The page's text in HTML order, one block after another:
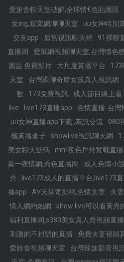
愛旅舍聊天室破解,全球情€色貼圖區
女ing,寂寞網聊聊天室
uu女神特別
交友app
后宮視訊聊天網
91裸聊
直播間
愛幫網視頻聊天室,台灣情色
圖區 免費影片
大尺度黃播平台
天室
台灣裸聊奇摩女孩真人視訊網
數
173免費視訊 成人節目線上看
live
live173直播app 色情直播-台灣
uu女神直播app下載 ,茶訊交流
080
機黃播盒子
showlive視訊聊天網
美女聊天號碼
mm夜色戶外實戰直
寞一夜情網,秀色直播間
成人色情小
秀
live173成人的直播平台,live173
播app
AV天堂電影網,色情文章 夫
情人網約炮網
show live可以看黃秀
福利直播間,s383美女真人秀視頻直播
刺激的不封號的直播
免費夫妻視頻
愛旅舍視頻聊天室
台灣辣妹影音視